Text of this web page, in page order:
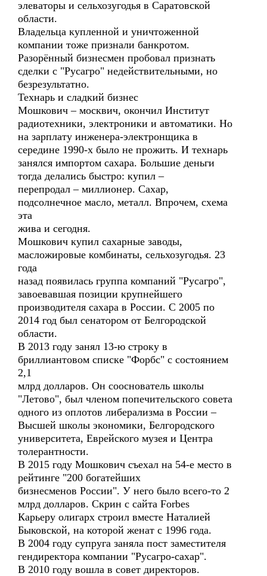
элеваторы и сельхозугодья в Саратовской
области.
Владельца купленной и уничтоженной
компании тоже признали банкротом.
Разорённый бизнесмен пробовал признать
сделки с "Русагро" недействительными, но
безрезультатно.
Технарь и сладкий бизнес
Мошкович – москвич, окончил Институт
радиотехники, электроники и автоматики. Но
на зарплату инженера-электронщика в
середине 1990-х было не прожить. И технарь
занялся импортом сахара. Большие деньги
тогда делались быстро: купил –
перепродал – миллионер. Сахар,
подсолнечное масло, металл. Впрочем, схема
эта
жива и сегодня.
Мошкович купил сахарные заводы,
масложировые комбинаты, сельхозугодья. 23
года
назад появилась группа компаний "Русагро",
завоевавшая позиции крупнейшего
производителя сахара в России. С 2005 по
2014 год был сенатором от Белгородской
области.
В 2013 году занял 13-ю строку в
бриллиантовом списке "Форбс" с состоянием
2,1
млрд долларов. Он сооснователь школы
"Летово", был членом попечительского совета
одного из оплотов либерализма в России –
Высшей школы экономики, Белгородского
университета, Еврейского музея и Центра
толерантности.
В 2015 году Мошкович съехал на 54-е место в
рейтинге "200 богатейших
бизнесменов России". У него было всего-то 2
млрд долларов. Скрин с сайта Forbes
Карьеру олигарх строил вместе Наталией
Быковской, на которой женат с 1996 года.
В 2004 году супруга заняла пост заместителя
гендиректора компании "Русагро-сахар".
В 2010 году вошла в совет директоров.